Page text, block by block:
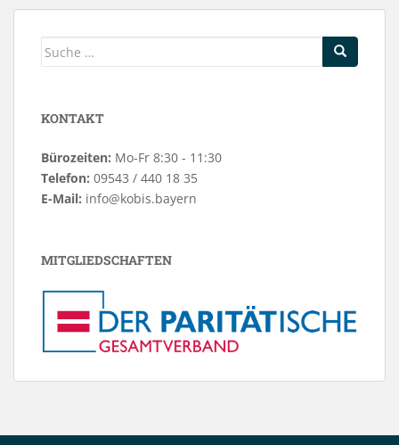
Suche
KONTAKT
Bürozeiten: Mo-Fr 8:30 - 11:30
Telefon: 09543 / 440 18 35
E-Mail: info@kobis.bayern
MITGLIEDSCHAFTEN